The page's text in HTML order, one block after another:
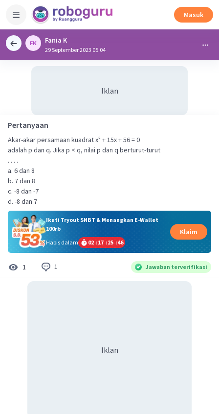
Masuk
Fania K
29 September 2023 05:04
Iklan
Pertanyaan
Akar-akar persamaan kuadrat x² + 15x + 56 = 0
adalah p dan q. Jika p < q, nilai p dan q berturut-turut
. . . .
a. 6 dan 8
b. 7 dan 8
c. -8 dan -7
d. -8 dan 7
Ikuti Tryout SNBT & Menangkan E-Wallet
100rb
Habis dalam
02 :17 :25 :46
Klaim
1 1 Jawaban terverifikasi
Iklan